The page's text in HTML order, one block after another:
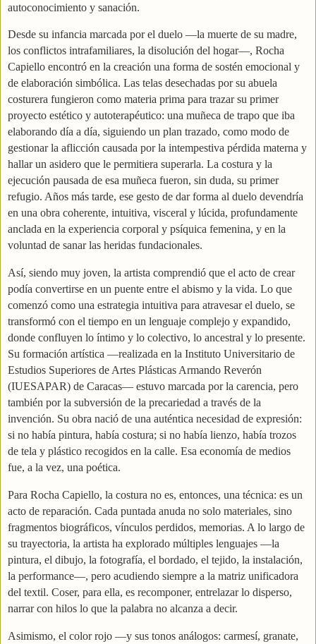
autoconocimiento y sanación.
Desde su infancia marcada por el duelo —la muerte de su madre,
los conflictos intrafamiliares, la disolución del hogar—, Rocha
Capiello encontró en la creación una forma de sostén emocional y
de elaboración simbólica. Las telas desechadas por su abuela
costurera fungieron como materia prima para trazar su primer
proyecto estético y autoterapéutico: una muñeca de trapo que iba
elaborando día a día, siguiendo un plan trazado, como modo de
gestionar la aflicción causada por la intempestiva pérdida materna y
hallar un asidero que le permitiera superarla. La costura y la
ejecución pausada de esa muñeca fueron, sin duda, su primer
refugio. Años más tarde, ese gesto de dar forma al duelo devendría
en una obra coherente, intuitiva, visceral y lúcida, profundamente
anclada en la experiencia corporal y psíquica femenina, y en la
voluntad de sanar las heridas fundacionales.
Así, siendo muy joven, la artista comprendió que el acto de crear
podía convertirse en un puente entre el abismo y la vida. Lo que
comenzó como una estrategia intuitiva para atravesar el duelo, se
transformó con el tiempo en un lenguaje complejo y expandido,
donde confluyen lo íntimo y lo colectivo, lo ancestral y lo presente.
Su formación artística —realizada en la Instituto Universitario de
Estudios Superiores de Artes Plásticas Armando Reverón
(IUESAPAR) de Caracas— estuvo marcada por la carencia, pero
también por la subversión de la precariedad a través de la
invención. Su obra nació de una auténtica necesidad de expresión:
si no había pintura, había costura; si no había lienzo, había trozos
de tela y plástico recogidos en la calle. Esa economía de medios
fue, a la vez, una poética.
Para Rocha Capiello, la costura no es, entonces, una técnica: es un
acto de reparación. Cada puntada anuda no solo materiales, sino
fragmentos biográficos, vínculos perdidos, memorias. A lo largo de
su trayectoria, la artista ha explorado múltiples lenguajes —la
pintura, el dibujo, la fotografía, el bordado, el tejido, la instalación,
la performance—, pero acudiendo siempre a la matriz unificadora
del textil. Coser, para ella, es recomponer, entrelazar lo disperso,
narrar con hilos lo que la palabra no alcanza a decir.
Asimismo, el color rojo —y sus tonos análogos: carmesí, granate,